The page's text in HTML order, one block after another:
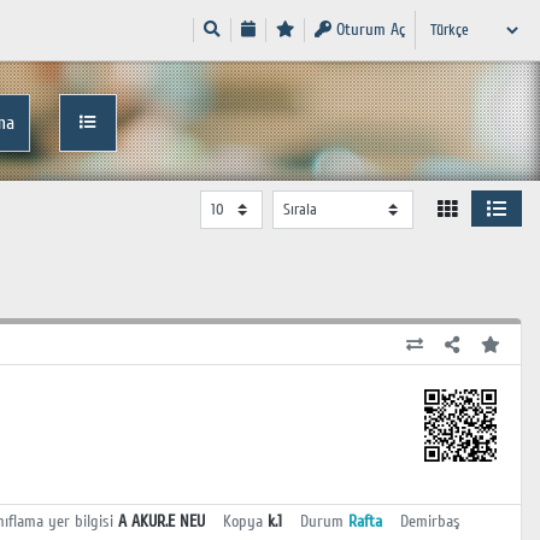
Oturum Aç
yer bilgisi A AKUR.E NEU Kopya k.1 Durum Rafta
Demirbaş